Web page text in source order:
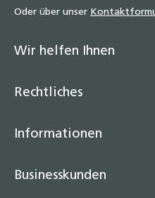
Oder über unser
Wir helfen Ihnen
Rechtliches
Informationen
Businesskunden